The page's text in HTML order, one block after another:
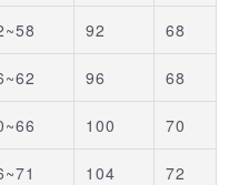
92 68
96 68
100 70
104 72